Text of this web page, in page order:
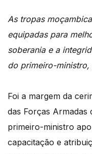
As tropas
equipadas para
soberania e a
do primeiro-ministro,
Foi a margem da
das Forças Armadas
primeiro-ministro
capacitação e